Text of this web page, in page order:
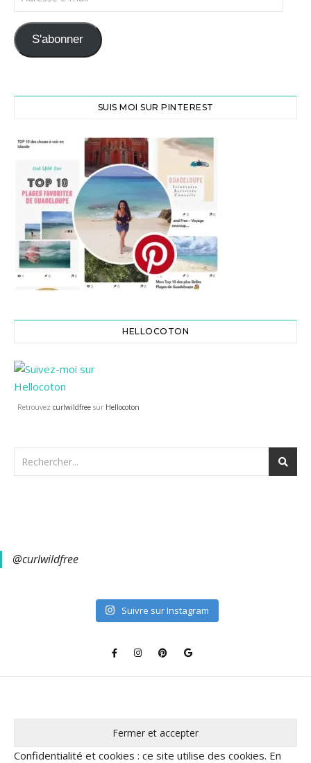
S'abonner
SUIS MOI SUR PINTEREST
HELLOCOTON
Retrouvez curlwildfree sur Hellocoton
@curlwildfree
Suivre sur Instagram
Confidentialité et cookies : ce site utilise des cookies. En